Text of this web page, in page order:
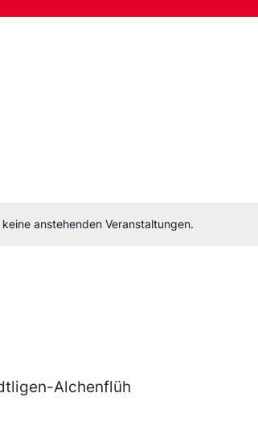
anstehenden Veranstaltungen.
Alchenflüh